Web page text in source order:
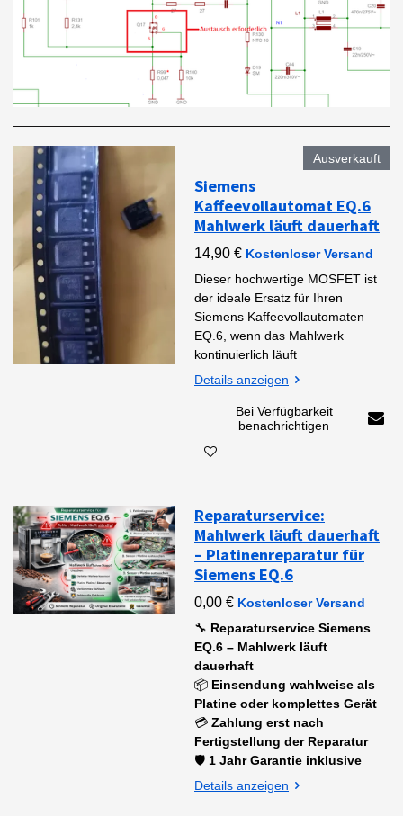
Ausverkauft
Siemens
Kaffeevollautomat EQ.6
Mahlwerk läuft dauerhaft
14,90 € Kostenloser Versand
Dieser hochwertige MOSFET ist
der ideale Ersatz für Ihren
Siemens Kaffeevollautomaten
EQ.6, wenn das Mahlwerk
kontinuierlich läuft
Details anzeigen
Bei Verfügbarkeit
benachrichtigen
Reparaturservice:
Mahlwerk läuft dauerhaft
– Platinenreparatur für
Siemens EQ.6
0,00 € Kostenloser Versand
🔧 Reparaturservice Siemens
EQ.6 – Mahlwerk läuft
dauerhaft
📦 Einsendung wahlweise als
Platine oder komplettes Gerät
💳 Zahlung erst nach
Fertigstellung der Reparatur
🛡 1 Jahr Garantie inklusive
Details anzeigen